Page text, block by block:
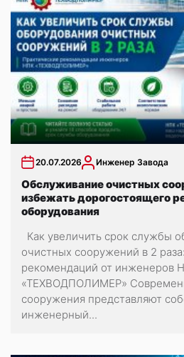
20.07.2026 Инженер Завода
Обслуживание очистных
избежать дорогостоящего
оборудования
Как увеличить срок службы
очистных сооружений в 2
рекомендаций от инженеров
«ТЕХВОДПОЛИМЕР»
сооружения представляют
инженерный...